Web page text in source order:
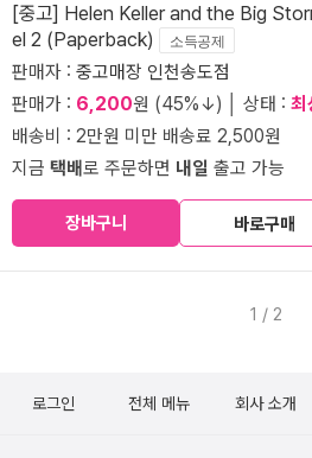
[중고] Helen Keller and the Big
el 2 (Paperback)
소득공제
판매자 : 중고매장 인천송도점
판매가 : 6,200원 (45%↓) │ 상태 : 최
배송비 : 2만원 미만 배송료 2,500원
지금 택배로 주문하면 내일 출고 가능
장바구니 바로구매
1 / 2
로그인 전체 메뉴 회사 소개